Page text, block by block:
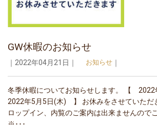
GW休暇のお知らせ
｜2022年04月21日｜ お知らせ ｜
冬季休暇についてお知らせします。 【
2022年5月5日(木) 】 お休みをさせていただ
ロップイン、内覧のご案内は出来ませんので